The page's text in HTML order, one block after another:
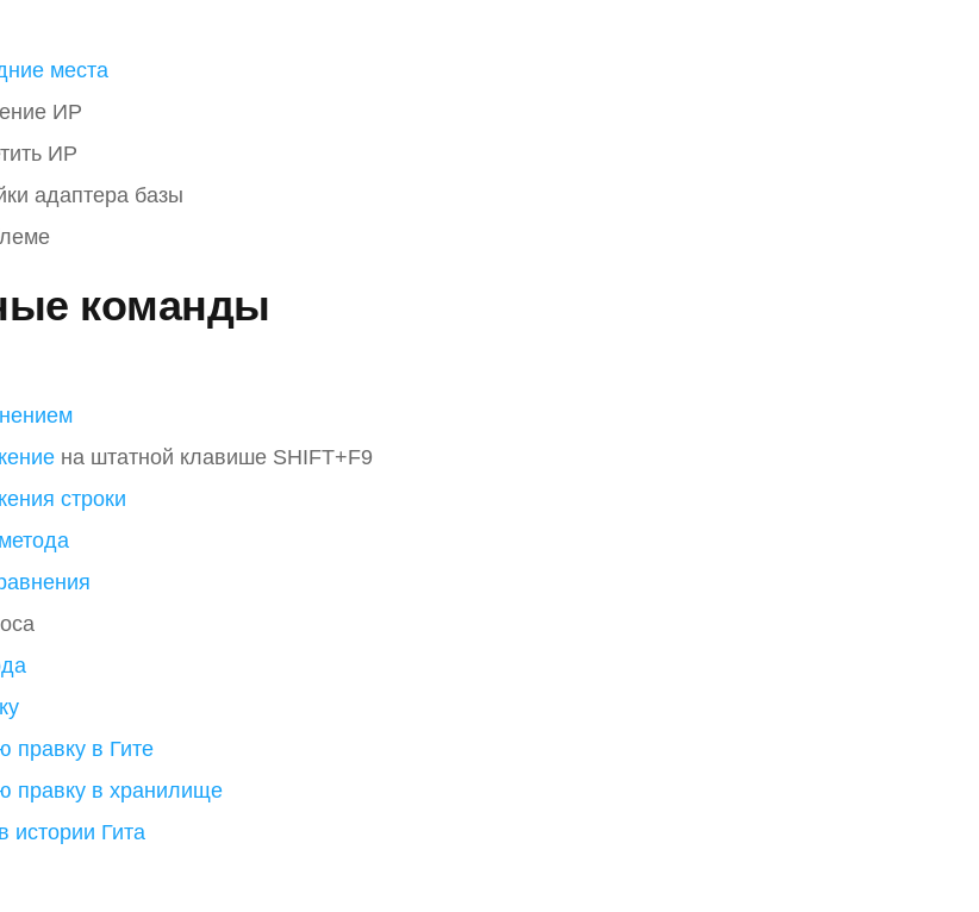
места
ИР
ИР
адаптера базы
команды
на штатной клавише SHIFT+F9
строки
правку в Гите
правку в хранилище
истории Гита